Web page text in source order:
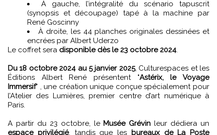
À gauche, l’intégralité du scénario tapuscrit
(synopsis et découpage) tapé à la machine par
René Goscinny
À droite, les 44 planches originales dessinées et
encrées par Albert Uderzo
Le coffret sera disponible dès le 23 octobre 2024.
Du 18 octobre 2024 au 5 janvier 2025, Culturespaces et les
Éditions Albert René présentent "Astérix, le Voyage
Immersif" , une création unique conçue spécialement pour
l’Atelier des Lumières, premier centre d’art numérique à
Paris.
A partir du 23 octobre, le Musée Grévin leur dédiera un
espace privilégié, tandis que les bureaux de La Poste